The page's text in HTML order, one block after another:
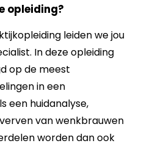
opleiding?
leiden we jou
In deze opleiding
op de meest
in een
een huidanalyse,
van wenkbrauwen
worden dan ook